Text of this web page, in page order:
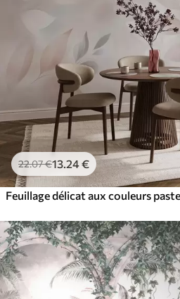
22.07€13.24€
Feuillage délicat aux couleurs